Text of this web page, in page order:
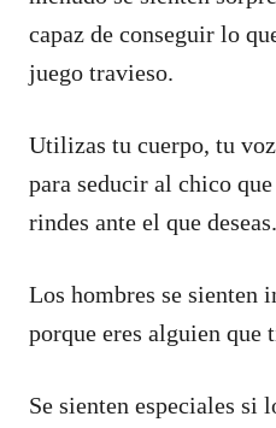
capaz de conseguir lo
juego travieso.
Utilizas tu cuerpo, tu
para seducir al chico
rindes ante el que deseas.
Los hombres se sienten
porque eres alguien que
Se sienten especiales si